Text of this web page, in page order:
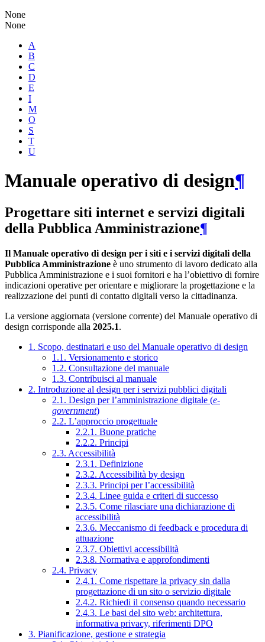
None
None
A
B
C
D
E
I
M
O
S
T
U
Manuale operativo di design¶
Progettare siti internet e servizi digitali
della Pubblica Amministrazione¶
Il Manuale operativo di design per i siti e i servizi digitali della
Pubblica Amministrazione è uno strumento di lavoro dedicato alla
Pubblica Amministrazione e i suoi fornitori e ha l’obiettivo di fornire
indicazioni operative per orientare e migliorare la progettazione e la
realizzazione dei punti di contatto digitali verso la cittadinanza.
La versione aggiornata (versione corrente) del Manuale operativo di
design corrisponde alla 2025.1.
1. Scopo, destinatari e uso del Manuale operativo di design
1.1. Versionamento e storico
1.2. Consultazione del manuale
1.3. Contribuisci al manuale
2. Introduzione al design per i servizi pubblici digitali
2.1. Design per l’amministrazione digitale (e-
government)
2.2. L’approccio progettuale
2.2.1. Buone pratiche
2.2.2. Principi
2.3. Accessibilità
2.3.1. Definizione
2.3.2. Accessibilità by design
2.3.3. Principi per l’accessibilità
2.3.4. Linee guida e criteri di successo
2.3.5. Come rilasciare una dichiarazione di
accessibilità
2.3.6. Meccanismo di feedback e procedura di
attuazione
2.3.7. Obiettivi accessibilità
2.3.8. Normativa e approfondimenti
2.4. Privacy
2.4.1. Come rispettare la privacy sin dalla
progettazione di un sito o servizio digitale
2.4.2. Richiedi il consenso quando necessario
2.4.3. Le basi del sito web: architettura,
informativa privacy, riferimenti DPO
3. Pianificazione, gestione e strategia